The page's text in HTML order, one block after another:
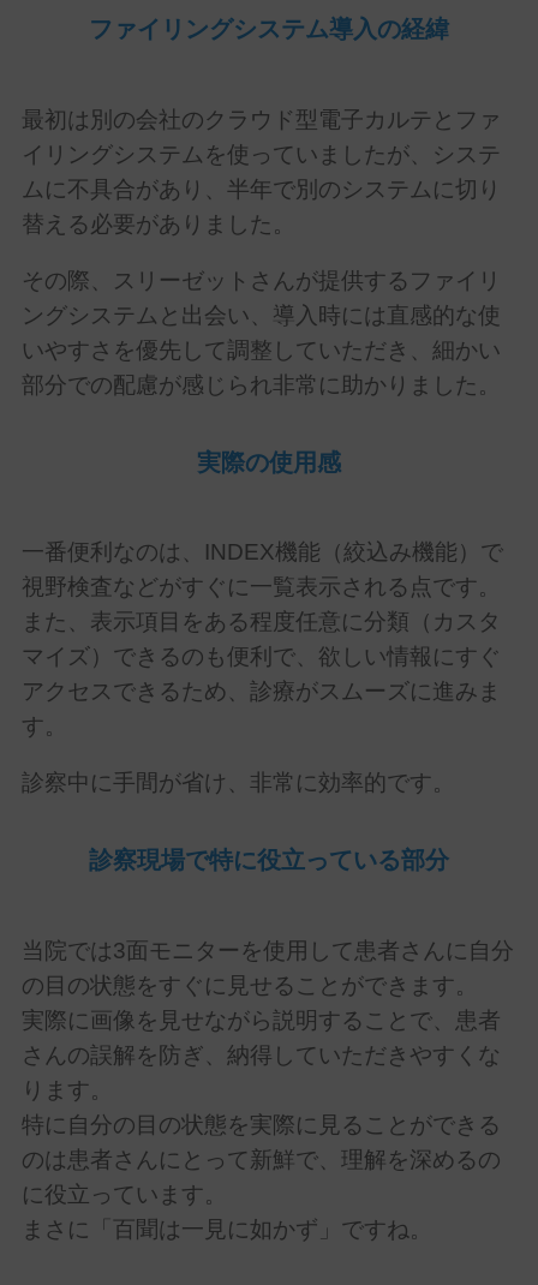
ファイリングシステム導入の経緯
最初は別の会社のクラウド型電子カルテとファ
イリングシステムを使っていましたが、システ
ムに不具合があり、半年で別のシステムに切り
替える必要がありました。
その際、スリーゼットさんが提供するファイリ
ングシステムと出会い、導入時には直感的な使
いやすさを優先して調整していただき、細かい
部分での配慮が感じられ非常に助かりました。
実際の使用感
一番便利なのは、 INDEX機能（絞込み機能）で
視野検査などがすぐに一覧表示される点です。
また、表示項目をある程度任意に分類（カスタ
マイズ）できるのも便利で、欲しい情報にすぐ
アクセスできるため、診療がスムーズに進みま
す。
診察中に手間が省け、非常に効率的です。
診察現場で特に役立っている部分
当院では3面モニターを使用して患者さんに自分
の目の状態をすぐに見せることができます。
実際に画像を見せながら説明することで、患者
さんの誤解を防ぎ、納得していただきやすくな
ります。
特に自分の目の状態を実際に見ることができる
のは患者さんにとって新鮮で、理解を深めるの
に役立っています。
まさに「百聞は一見に如かず」ですね。